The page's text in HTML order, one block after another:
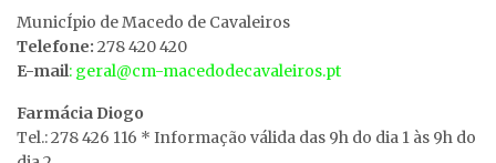
MunicÍpio de Macedo de Cavaleiros
Telefone: 278 420 420
E-mail: geral@cm-macedodecavaleiros.pt
Farmácia Diogo
Tel.: 278 426 116 * Informação válida das 9h do dia 1 às 9h do